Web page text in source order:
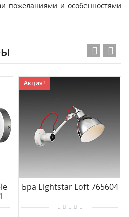
пожеланиями и особенностями
Акция!
Бра Lightstar Loft 765604